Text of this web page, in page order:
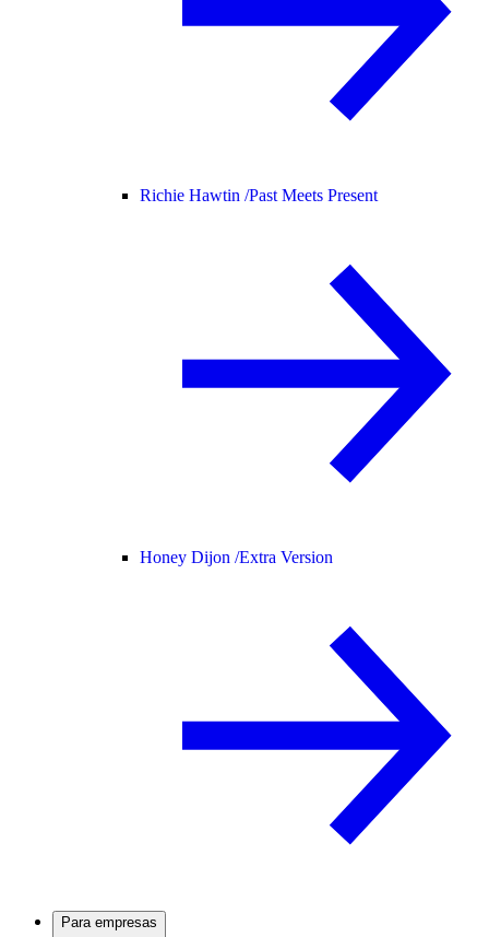
Richie Hawtin /Past Meets Present
Honey Dijon /Extra Version
Para empresas